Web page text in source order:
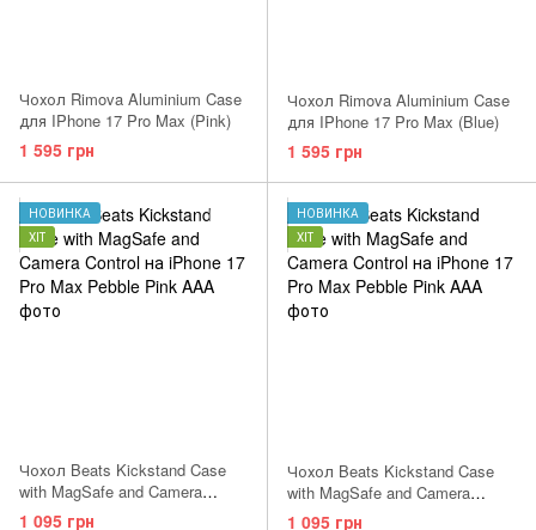
Чохол Rimova Aluminium Case
для IPhone 17 Pro Max (Pink)
1 595 грн
Чохол Rimova Aluminium Case
для IPhone 17 Pro Max (Blue)
1 595 грн
НОВИНКА
ХІТ
Чохол Beats Kickstand Case
with MagSafe and Camera
Control на iPhone 17 Pro Max
1 095 грн
НОВИНКА
ХІТ
Чохол Beats Kickstand Case
with MagSafe and Camera
Control на iPhone 17 Pro Max
1 095 грн